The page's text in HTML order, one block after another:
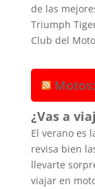
de las
Triumph
Club del
¿Vas a
El verano es
revisa bien
llevarte
viajar en